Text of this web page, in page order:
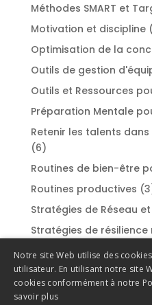
Méthodes SMART et
Motivation et discipline
Optimisation de la
Outils de gestion
Outils et Ressources
Préparation Mentale
Retenir les talents
(6)
Routines de bien-être
Routines productives
Stratégies de Réseau
Stratégies de
Styles de leadership (2)
Success Stories et
Surmonter la
Notre site Web utilise des
utilisateur. En utilisant notre site
cookies conformément à notre
savoir plus